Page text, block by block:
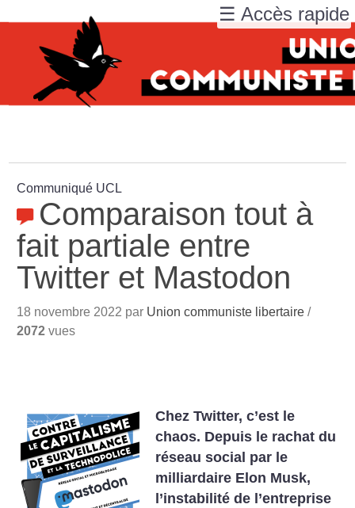
Communiqué UCL
Comparaison tout à
fait partiale entre
Twitter et Mastodon
18 novembre 2022 par Union communiste libertaire /
2072 vues
Chez Twitter, c’est le
chaos. Depuis le rachat du
réseau social par le
milliardaire Elon Musk,
l’instabilité de l’entreprise
☰ Accès rapide